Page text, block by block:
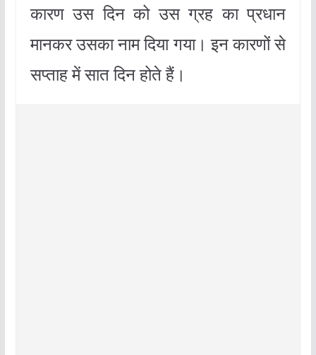
कारण उस दिन को उस ग्रह का प्रधान
मानकर उसका नाम दिया गया। इन कारणों से
सप्ताह में सात दिन होते हैं।